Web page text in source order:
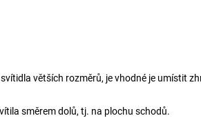
větších rozměrů, je vhodné je umístit
směrem dolů, tj. na plochu schodů.